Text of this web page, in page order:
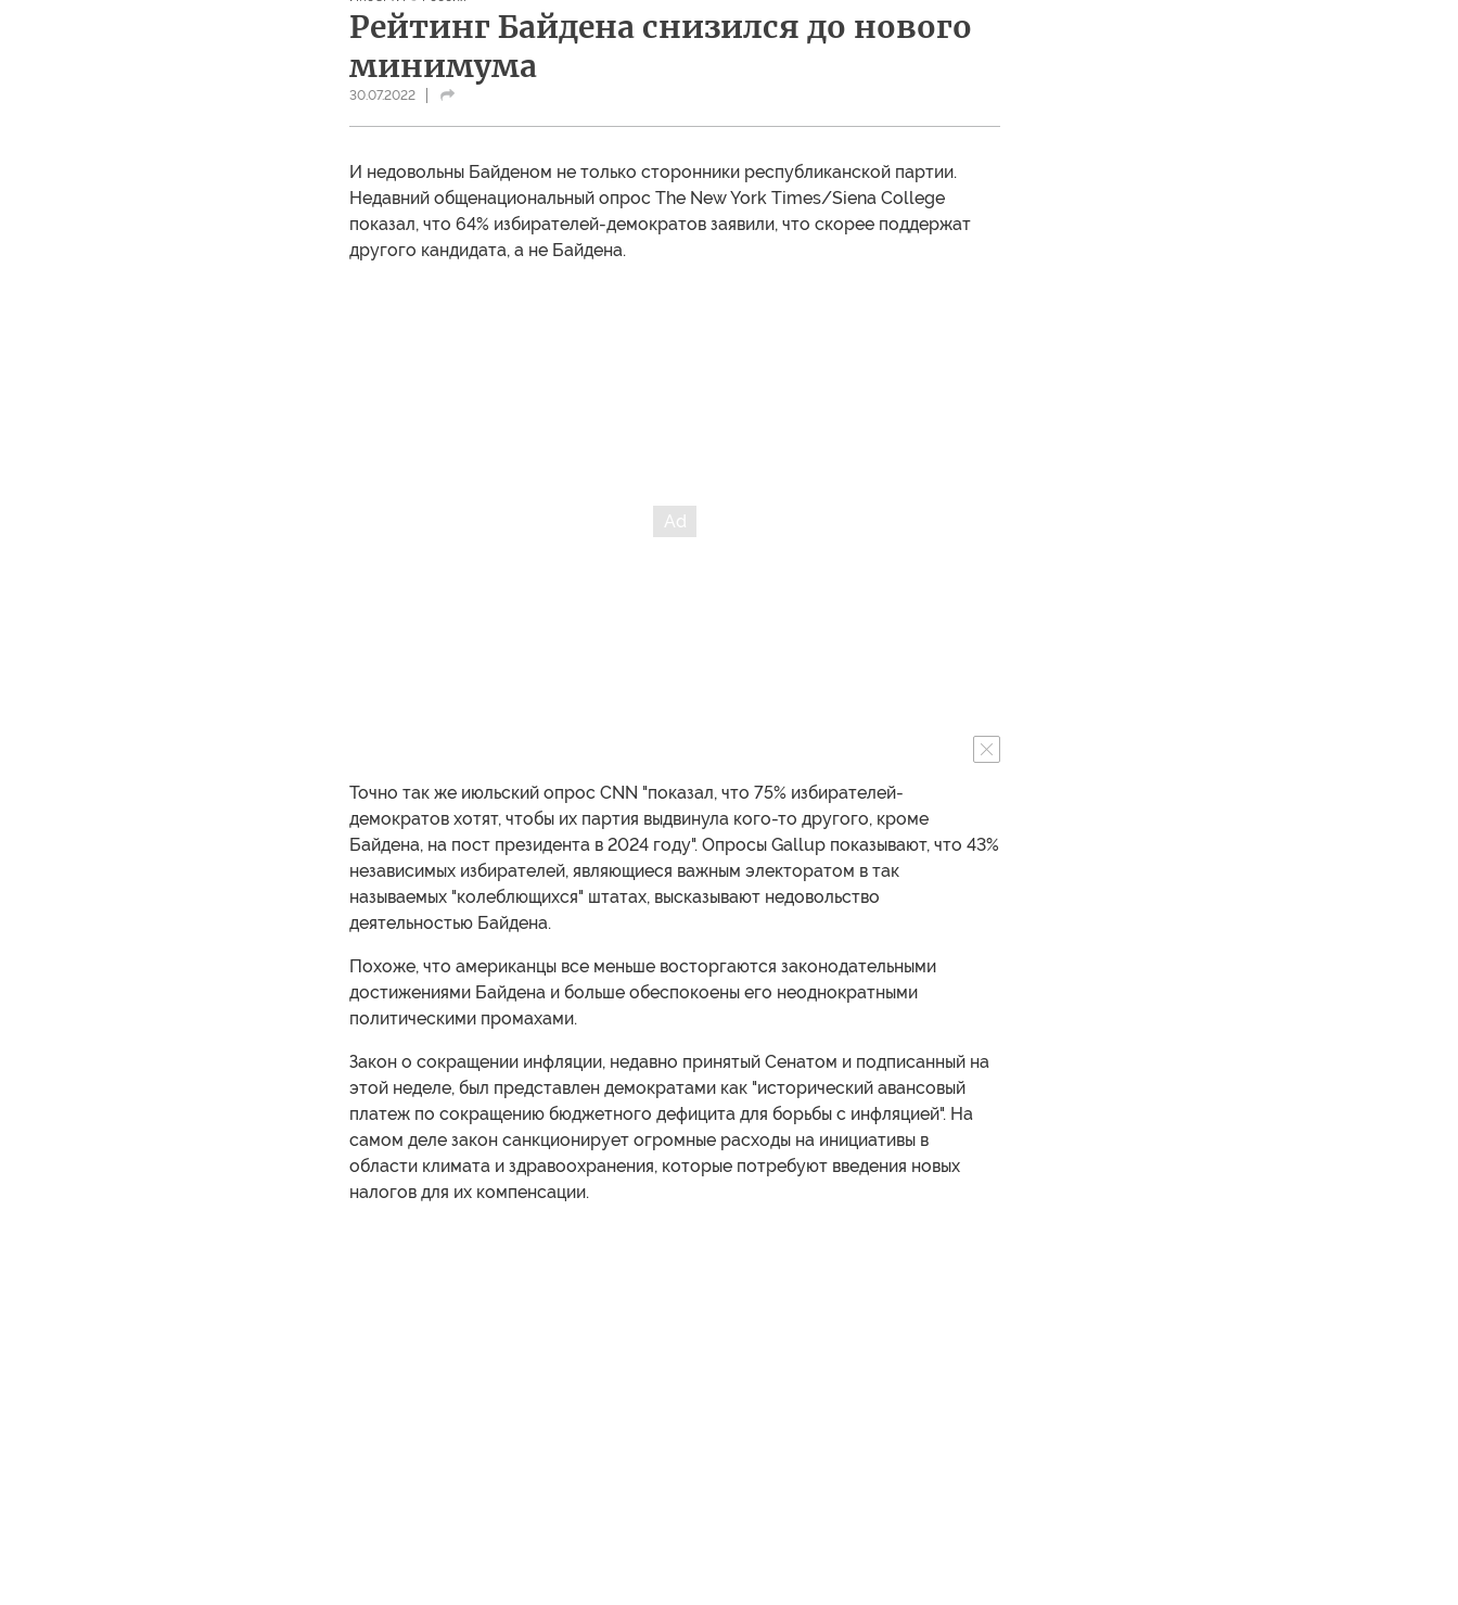
Рейтинг Байдена снизился до нового
минимума
30.07.2022
И недовольны Байденом не только сторонники республиканской партии.
Недавний общенациональный опрос The New York Times/Siena College
показал, что 64% избирателей-демократов заявили, что скорее поддержат
другого кандидата, а не Байдена.
Точно так же июльский опрос CNN "показал, что 75% избирателей-
демократов хотят, чтобы их партия выдвинула кого-то другого, кроме
Байдена, на пост президента в 2024 году". Опросы Gallup показывают, что 43%
независимых избирателей, являющиеся важным электоратом в так
называемых "колеблющихся" штатах, высказывают недовольство
деятельностью Байдена.
Похоже, что американцы все меньше восторгаются законодательными
достижениями Байдена и больше обеспокоены его неоднократными
политическими промахами.
Закон о сокращении инфляции, недавно принятый Сенатом и подписанный на
этой неделе, был представлен демократами как "исторический авансовый
платеж по сокращению бюджетного дефицита для борьбы с инфляцией". На
самом деле закон санкционирует огромные расходы на инициативы в
области климата и здравоохранения, которые потребуют введения новых
налогов для их компенсации.